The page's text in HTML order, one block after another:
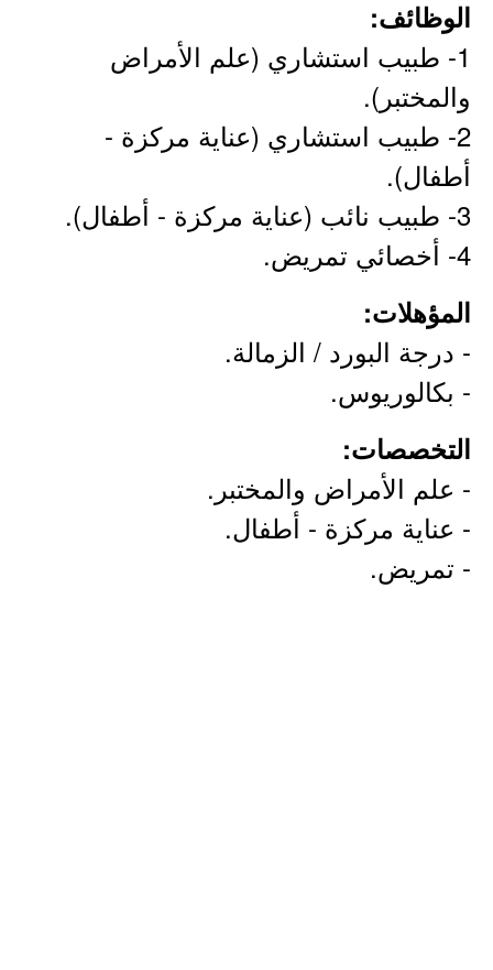
الوظائف:
1- طبيب استشاري (علم الأمراض
والمختبر).
2- طبيب استشاري (عناية مركزة -
أطفال).
3- طبيب نائب (عناية مركزة - أطفال).
4- أخصائي تمريض.
المؤهلات:
- درجة البورد / الزمالة.
- بكالوريوس.
التخصصات:
- علم الأمراض والمختبر.
- عناية مركزة - أطفال.
- تمريض.